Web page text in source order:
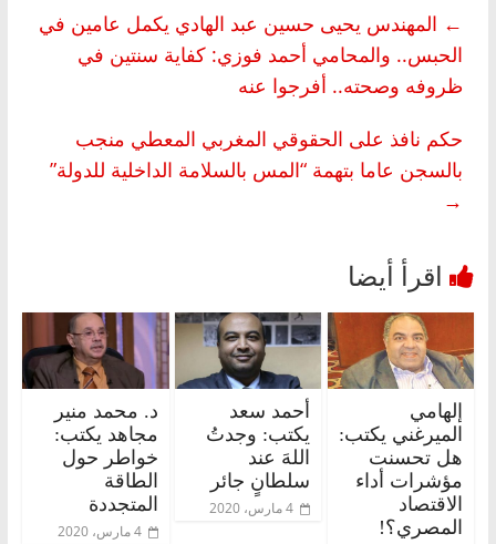
← المهندس يحيى حسين عبد الهادي يكمل عامين في
الحبس.. والمحامي أحمد فوزي: كفاية سنتين في
ظروفه وصحته.. أفرجوا عنه
حكم نافذ على الحقوقي المغربي المعطي منجب
بالسجن عاما بتهمة “المس بالسلامة الداخلية للدولة”
→
إلهامي
الميرغني يكتب:
هل تحسنت
مؤشرات أداء
الاقتصاد
المصري؟!
أحمد سعد
يكتب: وجدتُ
اللهَ عند
سلطانٍ جائر
4 مارس، 2020
د. محمد منير
مجاهد يكتب:
خواطر حول
الطاقة
المتجددة
4 مارس، 2020